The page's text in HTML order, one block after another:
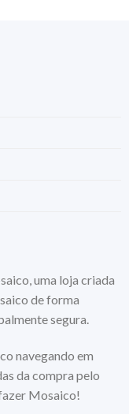
uma loja criada
de forma
segura.
navegando em
da compra pelo
Mosaico!